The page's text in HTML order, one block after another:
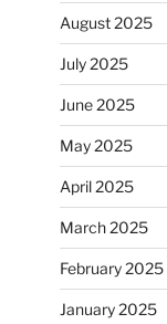
August 2025
July 2025
June 2025
May 2025
April 2025
March 2025
February 2025
January 2025